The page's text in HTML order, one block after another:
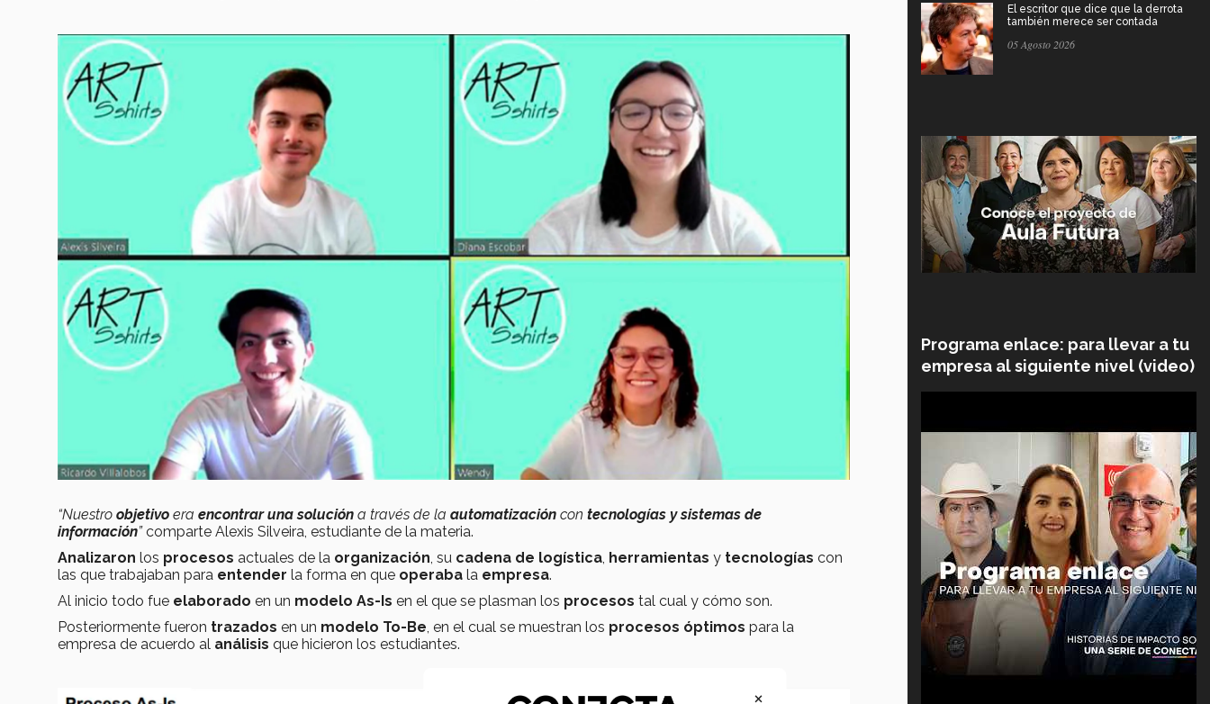
“Nuestro objetivo era encontrar una solución a través de la automatización con tecnologías y sistemas de
información”comparte Alexis Silveira, estudiante de la materia.
Analizaron los procesos actuales de la organización , su cadena de logística herramientas y tecnologías con
las que trabajaban para entender la forma en que operaba la empresa.
Al inicio todo fue elaborado en un modelo As-Is en el que se plasman los procesos tal cual y cómo son.
Posteriormente fueron trazados en un modelo To-Be , en el cual se muestran los procesos óptimos para la
empresa de acuerdo al análisis que hicieron los estudiantes.
El escritor que dice que la derrota
también merece ser contada
05 Agosto 2026
Programa enlace: para llevar a tu
empresa al siguiente nivel (video)
×